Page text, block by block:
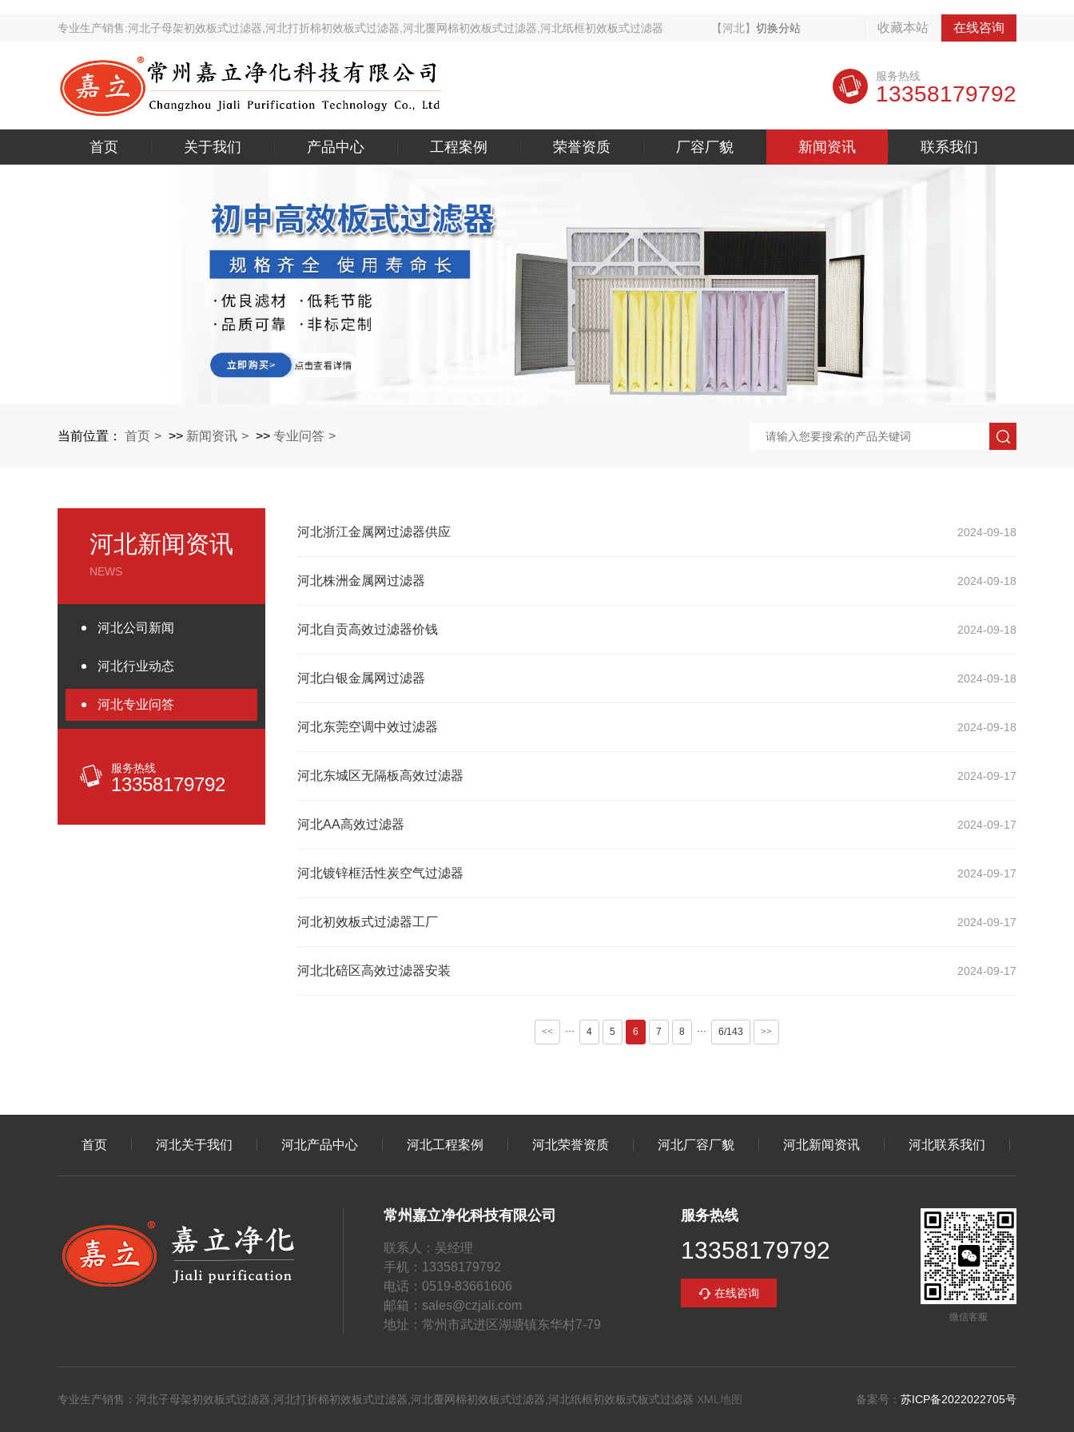
专业生产销售:河北子母架初效板式过滤器,河北打折棉初效板式过滤器,河北覆网棉初效板式过滤器,河北纸框初效板式过滤器 【河北】 切换分站 收藏本站 在线咨询
服务热线
13358179792
首页 关于我们 产品中心 工程案例 荣誉资质 厂容厂貌 新闻资讯 联系我们
当前位置： 首页 >> 新闻资讯 >> 专业问答
河北新闻资讯
NEWS
河北公司新闻
河北行业动态
河北专业问答
服务热线
13358179792
2024-09-18
河北浙江金属网过滤器供应
2024-09-18
河北株洲金属网过滤器
2024-09-18
河北自贡高效过滤器价钱
2024-09-18
河北白银金属网过滤器
2024-09-18
河北东莞空调中效过滤器
2024-09-17
河北东城区无隔板高效过滤器
2024-09-17
河北AA高效过滤器
2024-09-17
河北镀锌框活性炭空气过滤器
2024-09-17
河北初效板式过滤器工厂
2024-09-17
河北北碚区高效过滤器安装
<< ··· 4 5 6 7 8 ··· 6/143 >>
首页 河北关于我们 河北产品中心 河北工程案例 河北荣誉资质 河北厂容厂貌 河北新闻资讯 河北联系我们
常州嘉立净化科技有限公司
联系人：吴经理
手机：13358179792
电话：0519-83661606
邮箱：sales@czjali.com
地址：常州市武进区湖塘镇东华村7-79
服务热线
13358179792
在线咨询
微信客服
专业生产销售：河北子母架初效板式过滤器,河北打折棉初效板式过滤器,河北覆网棉初效板式过滤器,河北纸框初效板式板式过滤器 XML地图 备案号： 苏ICP备2022022705号